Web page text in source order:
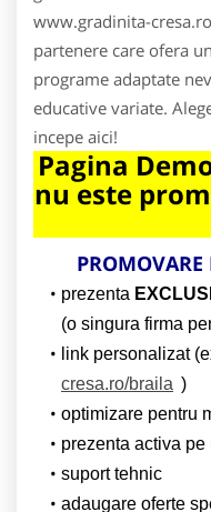
www.gradinita-
partenere care ofera
programe adaptate
educative variate.
incepe aici!
Pagina
nu este
prezenta
(o singura firma
link personalizat
cresa.ro/braila )
optimizare pentru
prezenta activa
suport tehnic
adaugare oferte